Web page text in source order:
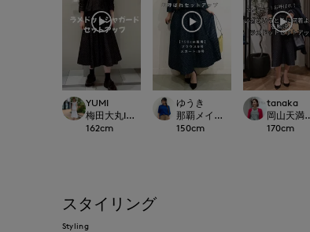
YUMI
梅田大丸INED
162cm
ゆうき
那覇メインプレイス
150cm
tanaka
岡山天満
170cm
スタイリング
Styling